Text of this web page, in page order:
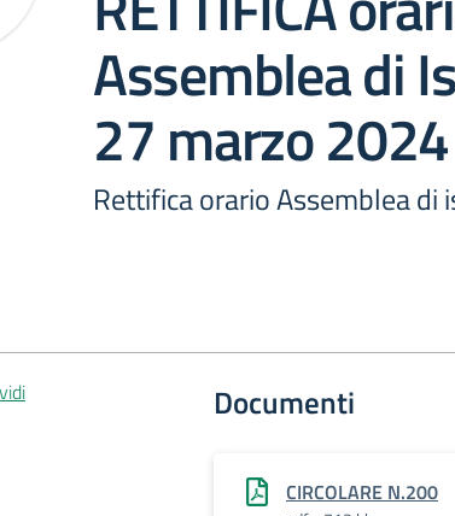
Assemblea di
27 marzo 2024
Rettifica orario Assemblea di
Documenti
CIRCOLARE N.200